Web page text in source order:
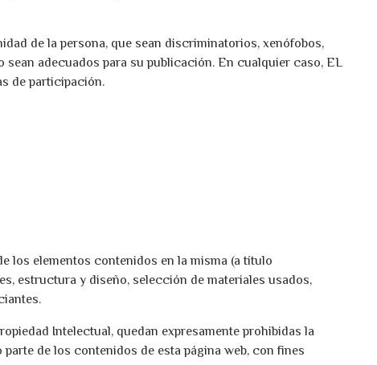
de la persona, que sean discriminatorios, xenófobos,
adecuados para su publicación. En cualquier caso, EL
de participación.
los elementos contenidos en la misma (a título
estructura y diseño, selección de materiales usados,
Intelectual, quedan expresamente prohibidas la
de los contenidos de esta página web, con fines